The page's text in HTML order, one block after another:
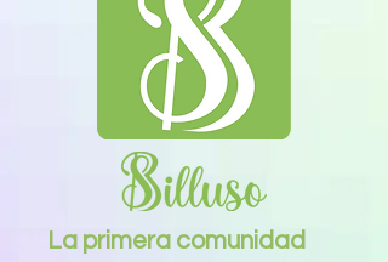
La primera comunidad